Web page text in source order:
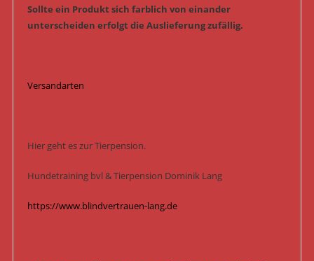
Sollte ein Produkt sich farblich von einander
unterscheiden erfolgt die Auslieferung zufällig.
Versandarten
Hier geht es zur Tierpension.
Hundetraining bvl & Tierpension Dominik Lang
https://www.blindvertrauen-lang.de